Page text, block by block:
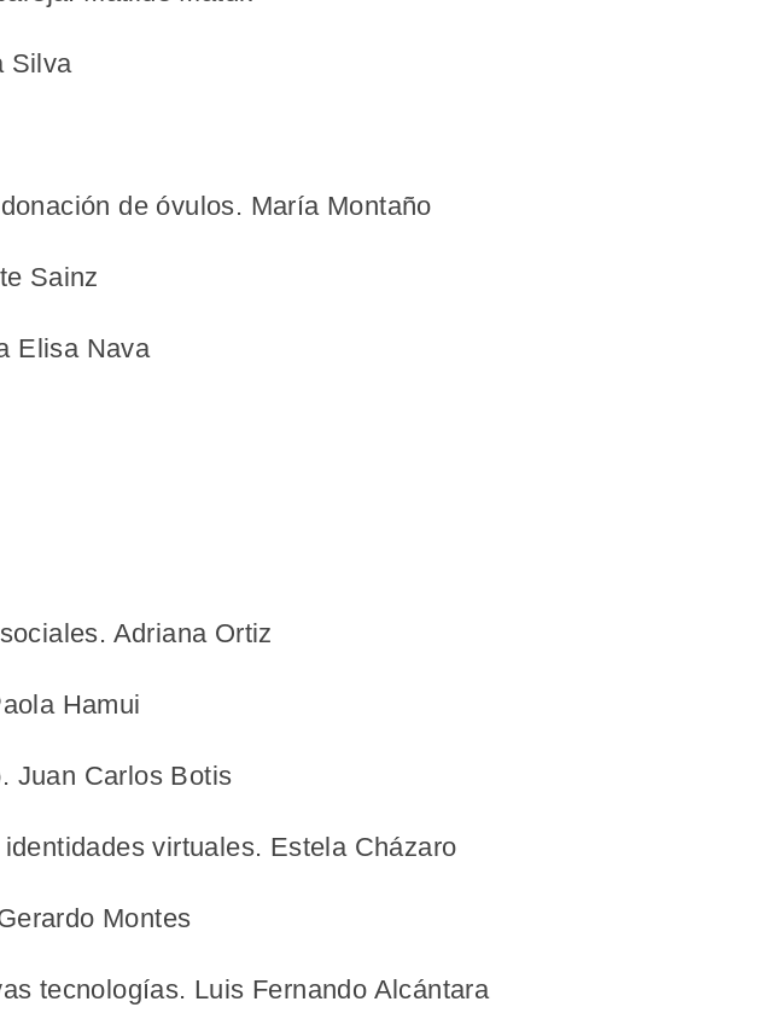
Silva
de óvulos. María Montaño
Sainz
Elisa Nava
Adriana Ortiz
Hamui
Juan Carlos Botis
virtuales. Estela Cházaro
Montes
tecnologías. Luis Fernando Alcántara